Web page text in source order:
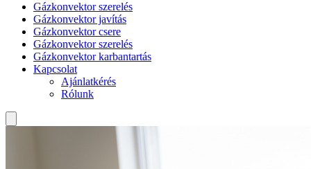
Gázkonvektor szerelés
Gázkonvektor javítás
Gázkonvektor csere
Gázkonvektor szerelés
Gázkonvektor karbantartás
Kapcsolat
Ajánlatkérés
Rólunk